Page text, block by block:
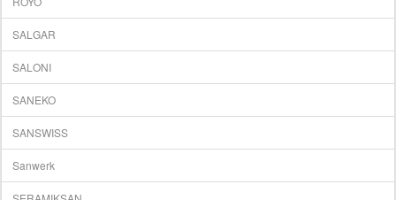
SALGAR
SALONI
SANEKO
SANSWISS
Sanwerk